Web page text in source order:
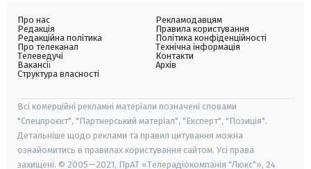
Про нас
Редакція
Редакційна політика
Про телеканал
Телеведучі
Вакансії
Структура власності
Рекламодавцям
Правила користування
Політика конфіденційності
Технічна інформація
Контакти
Архів
Всі комерційні рекламні матеріали позначені словами
"Спецпроєкт", "Партнерський матеріал", "Експерт", "Позиція".
Детальніше щодо реклами та правил цитування можна
ознайомитись в правилах користування сайтом. Усі права
захищені. © 2005—2021, ПрАТ «Телерадіокомпанія "Люкс"», 24